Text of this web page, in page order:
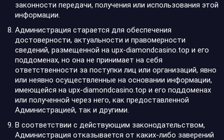
законности передачи, получения или использования этой
информации.
Администрация старается для обеспечения
достоверности, актуальности и правомерности
сведений, размещенной на upx-diamondcasino.top и его
поддоменах, но она не принимает на себя
ответственности за поступки лиц или организаций, явно
или неявно осуществленные на основании информации,
имеющейся на upx-diamondcasino.top и его поддоменах
или полученной через него, как предоставленной
Администрацией, так и другими.
В соответствии с действующим законодательством,
Администрация отказывается от каких-либо заверений